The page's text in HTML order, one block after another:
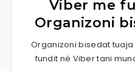
Viber me
Organizoni
Organizoni bisedat
fundit në Viber tani